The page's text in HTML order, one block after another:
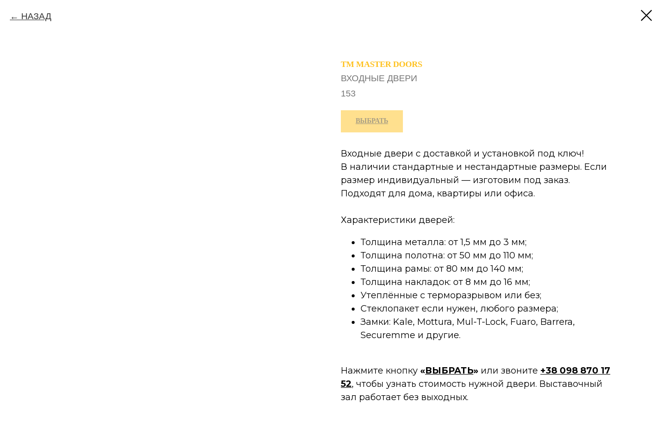
НАЗАД
TM MASTER DOORS
ВХОДНЫЕ ДВЕРИ
153
ВЫБРАТЬ
Входные двери с доставкой и установкой под ключ!
В наличии стандартные и нестандартные размеры. Если
размер индивидуальный — изготовим под заказ.
Подходят для дома, квартиры или офиса.
Характеристики дверей:
Толщина металла: от 1,5 мм до 3 мм;
Толщина полотна: от 50 мм до 110 мм;
Толщина рамы: от 80 мм до 140 мм;
Толщина накладок: от 8 мм до 16 мм;
Утеплённые с терморазрывом или без;
Стеклопакет если нужен, любого размера;
Замки: Kale, Mottura, Mul-T-Lock, Fuaro, Barrera,
Securemme и другие.
Нажмите кнопку «ВЫБРАТЬ» или звоните +38 098 870 17
52, чтобы узнать стоимость нужной двери. Выставочный
зал работает без выходных.